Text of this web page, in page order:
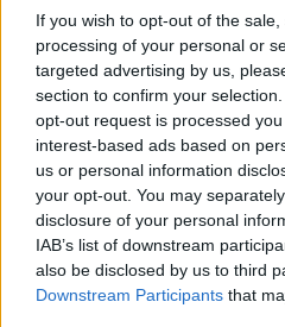
If you wish to opt-out of the
processing of your personal or
targeted advertising by us,
section to confirm your
opt-out request is processed
interest-based ads based on
us or personal information
your opt-out. You may
disclosure of your personal
IAB’s list of downstream
also be disclosed by us to third
Downstream Participants that